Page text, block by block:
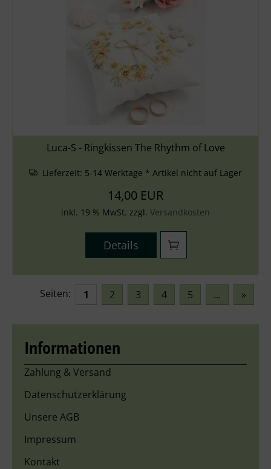
Luca-S - Ringkissen The Rhythm of Love
Lieferzeit: 5-14 Werktage * Artikel nicht auf Lager
14,00 EUR
inkl. 19 % MwSt. zzgl. Versandkosten
Details
Seiten: 1 2 3 4 5 ... »
Informationen
Zahlung & Versand
Datenschutzerklärung
Unsere AGB
Impressum
Kontakt